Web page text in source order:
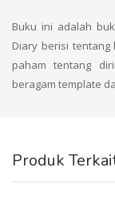
Buku ini adalah
Diary berisi
paham tentang
beragam template
Produk